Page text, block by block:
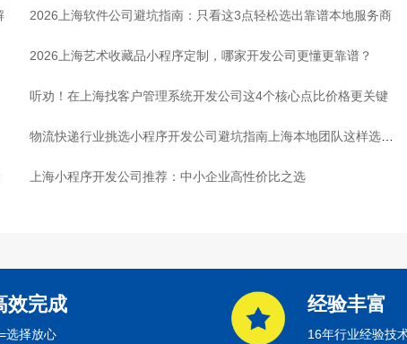
2026上海软件公司避坑指南：只看这3点轻松选出靠谱本地服务商
2026上海艺术收藏品小程序定制，哪家开发公司更懂更靠谱？
听劝！在上海找客户管理系统开发公司这4个核心点比价格更关键
物流快递行业挑选小程序开发公司避坑指南上海本地团队这样选放
心
上海小程序开发公司推荐：中小企业高性价比之选
效完成
选择放心
经验丰富
16年行业经验技